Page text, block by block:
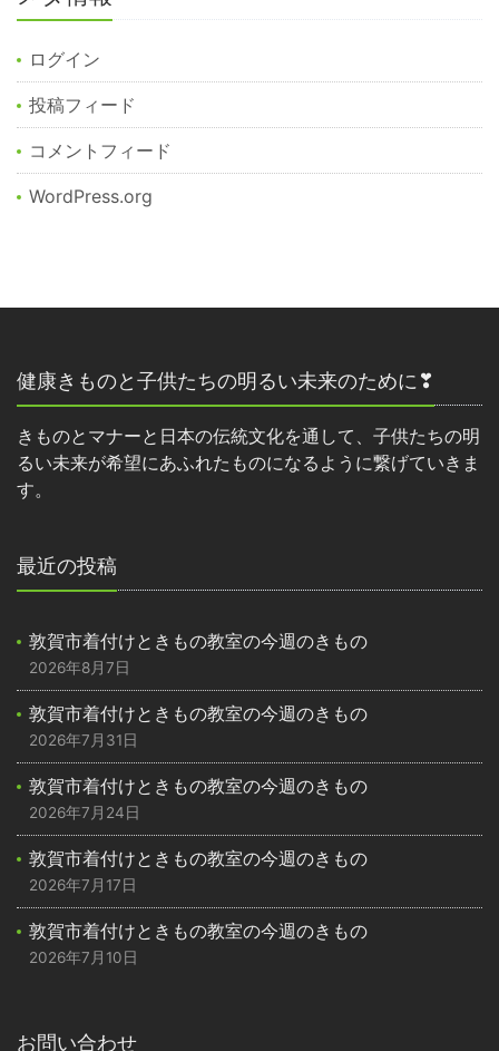
ログイン
投稿フィード
コメントフィード
WordPress.org
健康きものと子供たちの明るい未来のために❣
きものとマナーと日本の伝統文化を通して、子供たちの明
るい未来が希望にあふれたものになるように繋げていきま
す。
最近の投稿
敦賀市着付けときもの教室の今週のきもの
2026年8月7日
敦賀市着付けときもの教室の今週のきもの
2026年7月31日
敦賀市着付けときもの教室の今週のきもの
2026年7月24日
敦賀市着付けときもの教室の今週のきもの
2026年7月17日
敦賀市着付けときもの教室の今週のきもの
2026年7月10日
お問い合わせ